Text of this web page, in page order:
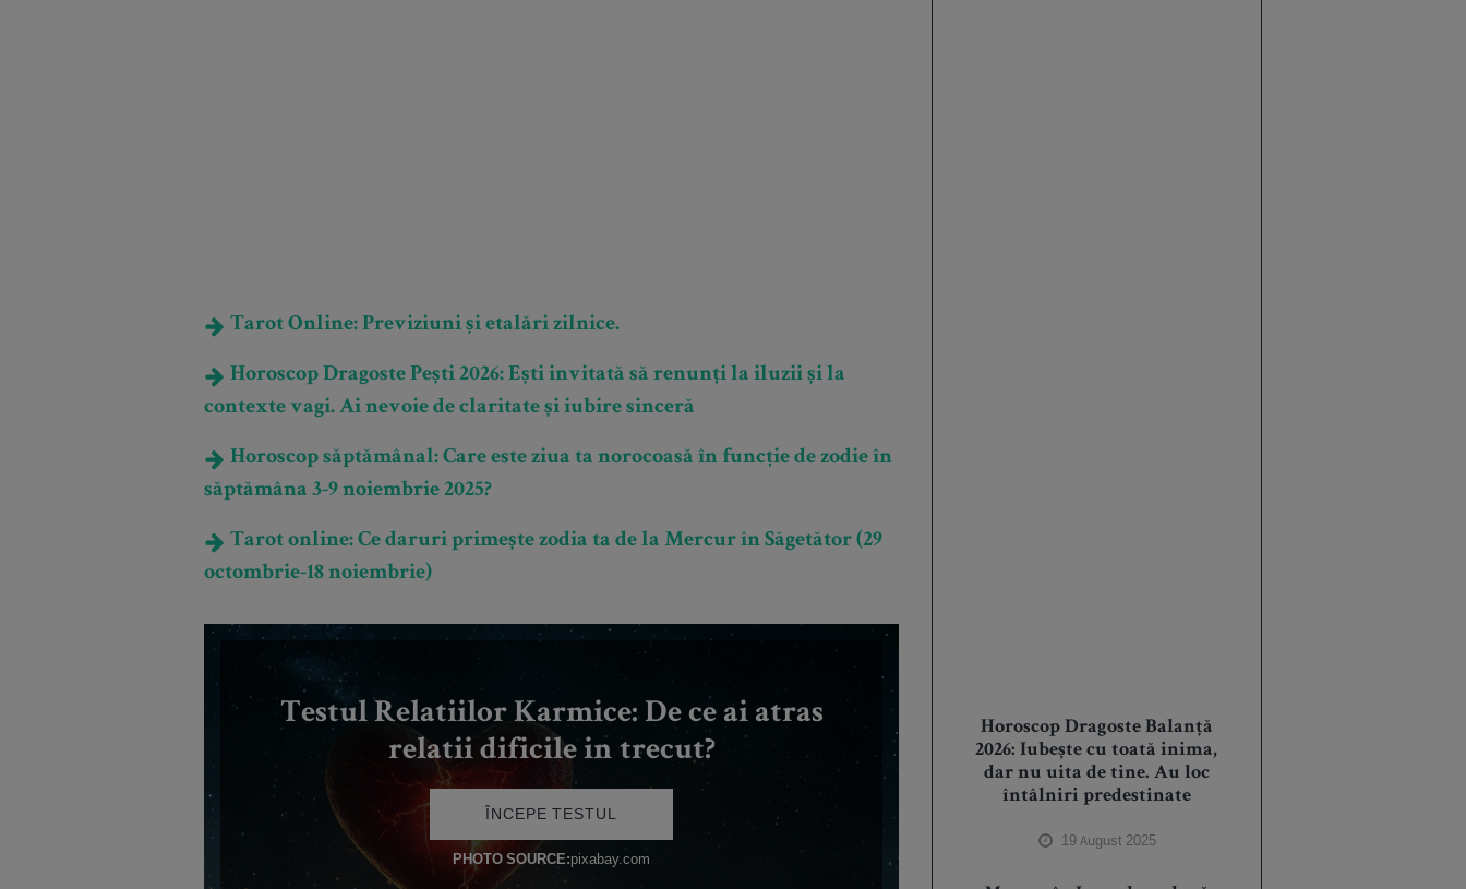
Tarot Online: Previziuni și etalări zilnice.
Horoscop Dragoste Pești 2026: Ești invitată să renunți la iluzii și la
contexte vagi. Ai nevoie de claritate și iubire sinceră
Horoscop săptămânal: Care este ziua ta norocoasă în funcție de zodie în
săptămâna 3-9 noiembrie 2025?
Tarot online: Ce daruri primește zodia ta de la Mercur în Săgetător (29
octombrie-18 noiembrie)
Horoscop Dragoste Balanță
2026: Iubește cu toată inima,
dar nu uita de tine. Au loc
întâlniri predestinate
19 August 2025